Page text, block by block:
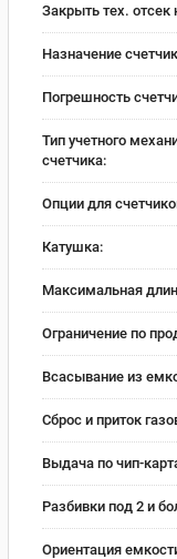
Закрыть тех. отсек
Назначение
Погрешность
Тип учетного
счетчика:
Опции для
Катушка:
Максимальная
Ограничение по
Всасывание из
Сброс и приток
Выдача по чип-
Разбивки под 2 и
Ориентация